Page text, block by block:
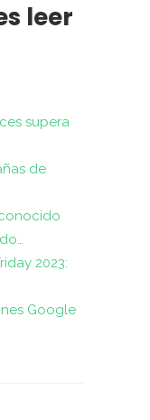
leer
supera
de
2023:
Google